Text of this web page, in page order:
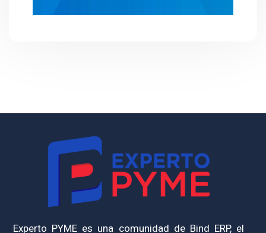
Experto PYME es una comunidad de Bind ERP, el